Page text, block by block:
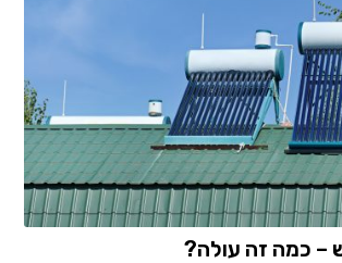
– כמה זה עולה?